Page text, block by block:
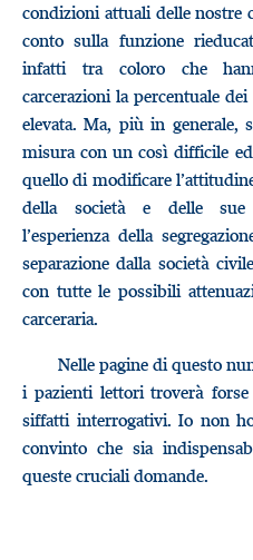
condizioni attuali delle nostre
conto sulla funzione
infatti tra coloro che
carcerazioni la percentuale
elevata. Ma, più in
misura con un così difficile
quello di modificare
della società e delle sue
l’esperienza della
separazione dalla società
con tutte le possibili
carceraria.
Nelle pagine di questo
i pazienti lettori troverà
siffatti interrogativi. Io non
convinto che sia
queste cruciali domande.